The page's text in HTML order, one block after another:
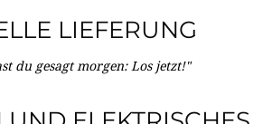
LIEFERUNG
du gesagt morgen: Los jetzt!"